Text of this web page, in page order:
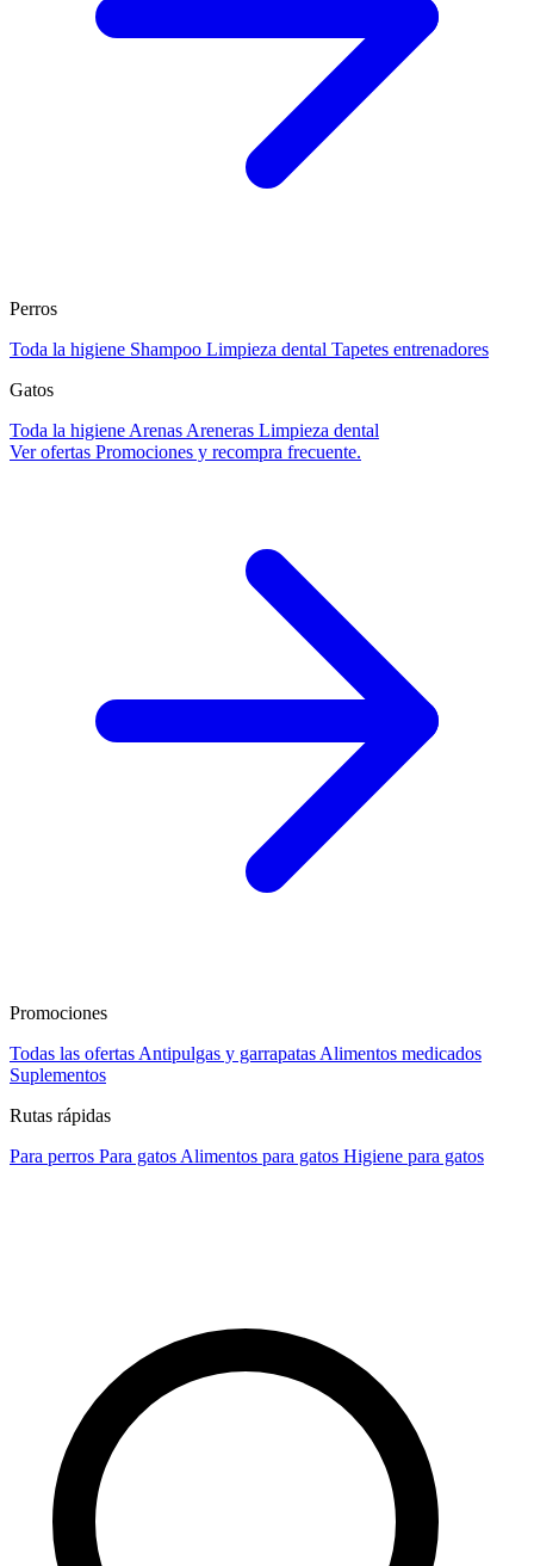
Perros
Toda la higiene Shampoo Limpieza dental Tapetes entrenadores
Gatos
Toda la higiene Arenas Areneras Limpieza dental
Ver ofertas Promociones y recompra frecuente.
Promociones
Todas las ofertas Antipulgas y garrapatas Alimentos medicados
Suplementos
Rutas rápidas
Para perros Para gatos Alimentos para gatos Higiene para gatos